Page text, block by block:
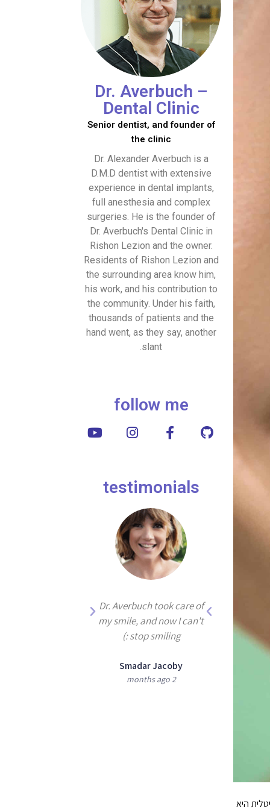
היא
Dr. Averbuch –
Dental Clinic
Senior dentist, and founder of
the clinic
Dr. Alexander Averbuch is a
D.M.D dentist with extensive
experience in dental implants,
full anesthesia and complex
surgeries. He is the founder of
Dr. Averbuch's Dental Clinic in
Rishon Lezion and the owner.
Residents of Rishon Lezion and
the surrounding area know him,
his work, and his contribution to
the community. Under his faith,
thousands of patients and the
hand went, as they say, another
slant.
follow me
testimonials
Dr. Averbuch took care of
my smile, and now I can't
stop smiling :)
Smadar Jacoby
2 months ago